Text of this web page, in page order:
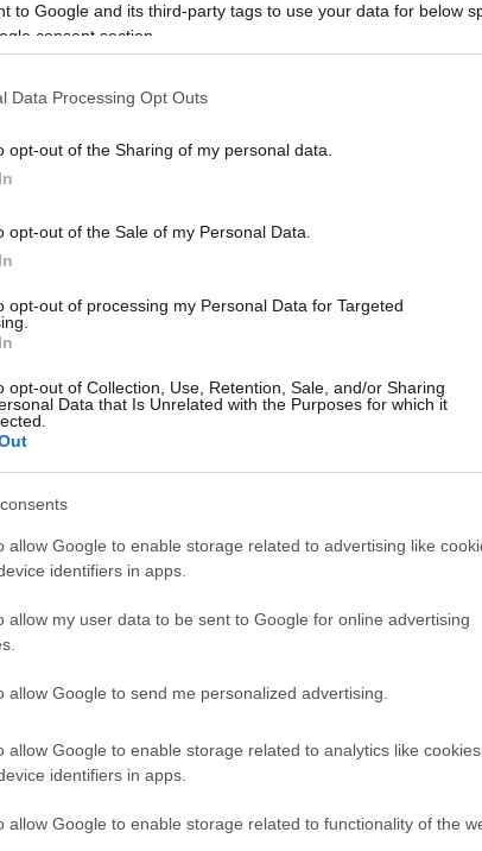
to Google and its third-party tags to use your data for below
consent section.
Data Processing Opt Outs
opt-out of the Sharing of my personal data.
opt-out of the Sale of my Personal Data.
opt-out of processing my Personal Data for Targeted
opt-out of Collection, Use, Retention, Sale, and/or Sharing
Data that Is Unrelated with the Purposes for which it
allow Google to enable storage related to advertising like
identifiers in apps.
allow my user data to be sent to Google for online advertising
allow Google to send me personalized advertising.
allow Google to enable storage related to analytics like
identifiers in apps.
allow Google to enable storage related to functionality of the
multiplexben szenvedő
ahhoz, hogy
támogatást
befolyt összegből,
miatt sajnos ez
nem valósul
Az árverésen
juttatja el a válogatott.
bronzérmes válogatottban az
vagy épp Kállay-Saunders András mellett
gondolni.